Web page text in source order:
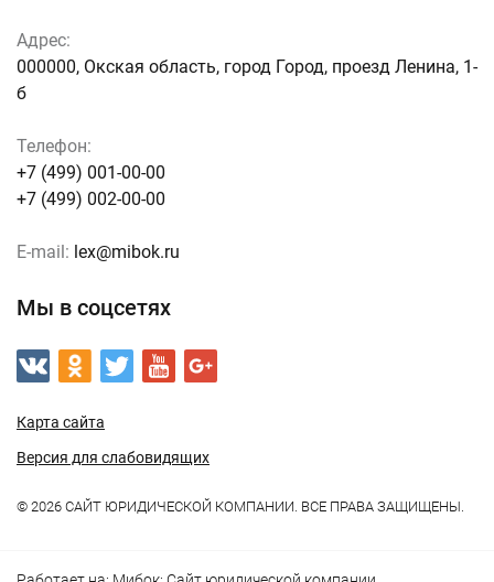
Адрес:
000000, Окская область, город Город, проезд Ленина, 1-
б
Телефон:
+7 (499) 001-00-00
+7 (499) 002-00-00
E-mail: lex@mibok.ru
Мы в соцсетях
Карта сайта
Версия для слабовидящих
© 2026 САЙТ ЮРИДИЧЕСКОЙ КОМПАНИИ. ВСЕ ПРАВА ЗАЩИЩЕНЫ.